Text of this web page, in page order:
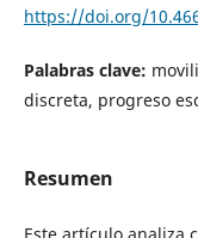
https://doi.org/
Palabras clave:
discreta, progreso
Resumen